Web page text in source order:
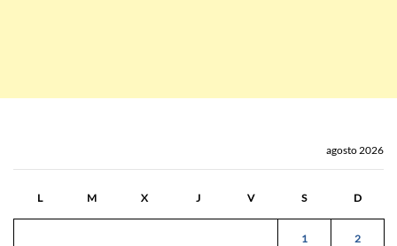
agosto 2026
L M X J V S D
1 2